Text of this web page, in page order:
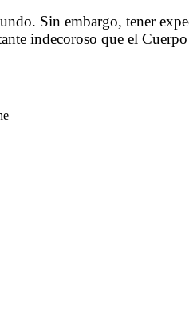
Sin embargo, tener
indecoroso que el